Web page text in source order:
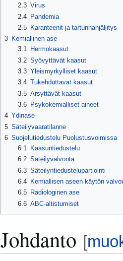
2.3 Virus
2.4 Pandemia
2.5
Karanteenit ja tartunnanjäljitys
3 Kemiallinen ase
3.1
Hermokaasut
3.2 Syövyttävät kaasut
3.3 Yleismyrkylliset kaasut
3.4 Tukehduttavat kaasut
3.5 Ärsyttävät kaasut
3.6
Psykokemialliset aineet
4 Ydinase
5 Säteilyvaaratilanne
6 Suojelutiedustelu Puolustusvoimissa
6.1
Kaasuntiedustelu
6.2 Säteilyvalvonta
6.3 Säteilyntiedustelupartiointi
6.4
Kemiallisen aseen käytön
6.5
Radiologinen ase
6.6 ABC-altistumiset
Johdanto [